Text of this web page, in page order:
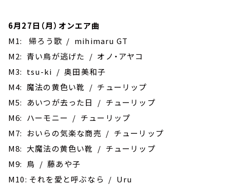
6月27日（月）オンエア曲
M1: 帰ろう歌 / mihimaru GT
M2: 青い鳥が逃げた / オノ・アヤコ
M3: tsu-ki / 奥田美和子
M4: 魔法の黄色い靴 / チューリップ
M5: あいつが去った日 / チューリップ
M6: ハーモニー / チューリップ
M7: おいらの気楽な商売 / チューリップ
M8: 大魔法の黄色い靴 / チューリップ
M9: 鳥 / 藤あや子
M10: それを愛と呼ぶなら / Uru